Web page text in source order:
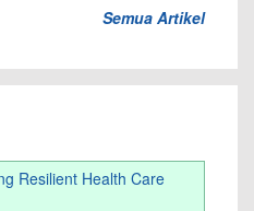
Semua Artikel
Resilient Health Care